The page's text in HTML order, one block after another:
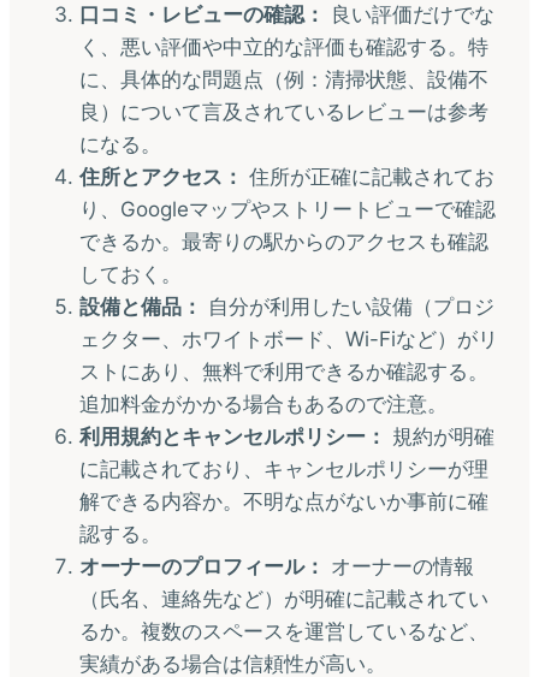
口コミ・レビューの確認：
良い評価だけでな
く、悪い評価や中立的な評価も確認する。特
に、具体的な問題点（例：清掃状態、設備不
良）について言及されているレビューは参考
になる。
住所とアクセス： 住所が正確に記載されてお
り、Googleマップやストリートビューで確認
できるか。最寄りの駅からのアクセスも確認
しておく。
設備と備品：
自分が利用したい設備（プロジ
ェクター、ホワイトボード、Wi-Fiなど）がリ
ストにあり、無料で利用できるか確認する。
追加料金がかかる場合もあるので注意。
利用規約とキャンセルポリシー： 規約が明確
に記載されており、キャンセルポリシーが理
解できる内容か。不明な点がないか事前に確
認する。
オーナーのプロフィール： オーナーの情報
（氏名、連絡先など）が明確に記載されてい
るか。複数のスペースを運営しているなど、
実績がある場合は信頼性が高い。